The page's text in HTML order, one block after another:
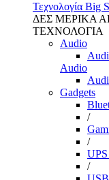
Τεχνολογία Big
ΔΕΣ ΜΕΡΙΚΑ
ΤΕΧΝΟΛΟΓΙΑ
Audio
Audio
Gadgets
/
/
/